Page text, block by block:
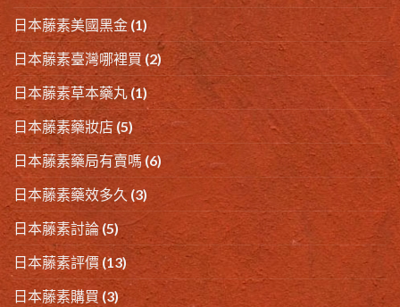
日本藤素美國黑金 (1)
日本藤素臺灣哪裡買 (2)
日本藤素草本藥丸(1)
日本藤素藥妝店(5)
日本藤素藥局有賣嗎 (6)
日本藤素藥效多久 (3)
日本藤素討論(5)
日本藤素評價(13)
日本藤素購買(3)